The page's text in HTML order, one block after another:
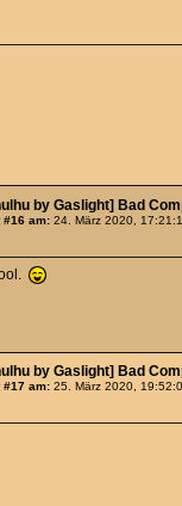
by Gaslight] Bad
#16 am: 24. März 2020,
by Gaslight] Bad
#17 am: 25. März 2020,